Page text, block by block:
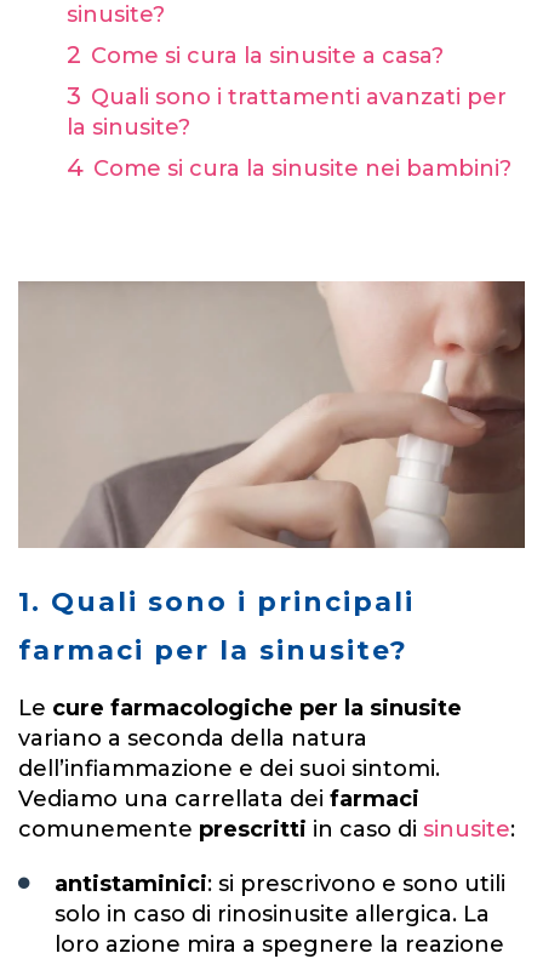
sinusite?
Come si cura la sinusite a casa?
Quali sono i trattamenti avanzati per
la sinusite?
Come si cura la sinusite nei bambini?
1. Quali sono i principali
farmaci per la sinusite?
Le cure farmacologiche per la sinusite
variano a seconda della natura
dell’infiammazione e dei suoi sintomi.
Vediamo una carrellata dei farmaci
comunemente prescritti in caso di sinusite:
antistaminici: si prescrivono e sono utili
solo in caso di rinosinusite allergica. La
loro azione mira a spegnere la reazione